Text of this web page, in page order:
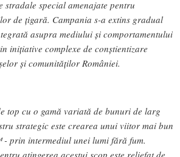
stradale special amenajate pentru
de țigară. Campania s-a extins gradual
asupra mediului și comportamentului
inițiative complexe de conștientizare
și comunităților României.
top cu o gamă variată de bunuri de larg
strategic este crearea unui viitor mai bun
prin intermediul unei lumi fără fum.
atingerea acestui scop este reliefat de